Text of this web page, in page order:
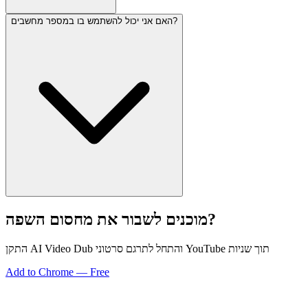
האם אני יכול להשתמש בו במספר מחשבים?
מוכנים לשבור את מחסום השפה?
התקן AI Video Dub והתחל לתרגם סרטוני YouTube תוך שניות
Add to Chrome — Free